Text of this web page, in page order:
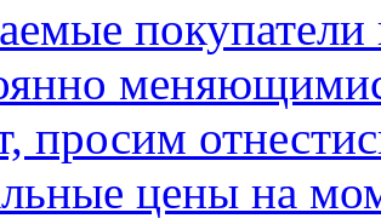
просим
цены на